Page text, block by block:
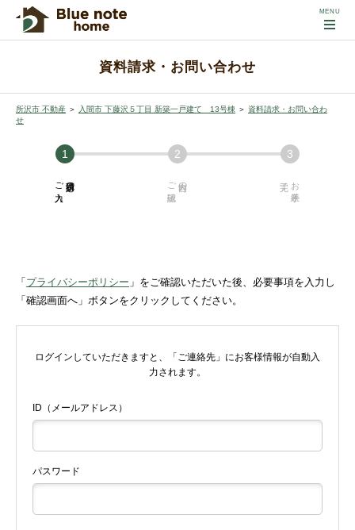
資料請求・お問い合わせ
所沢市 不動産 ＞ 入間市 下藤沢５丁目 新築一戸建て 13号棟 ＞ 資料請求・お問い合わ
せ
必須項目の
ご入力 内容の
ご確認 お手続き
「 プライバシーポリシー 」をご確認いただいた後、必要事項を入力し
「確認画面へ」ボタンをクリックしてください。
ログインしていただきますと、「ご連絡先」にお客様情報が自動入
力されます。
ID（メールアドレス）
パスワード